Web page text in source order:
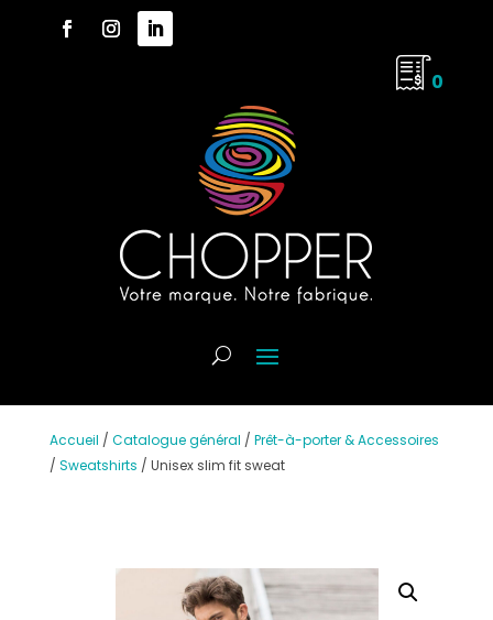
0
Accueil / Catalogue général / Prêt-à-porter & Accessoires
/ Sweatshirts / Unisex slim fit sweat